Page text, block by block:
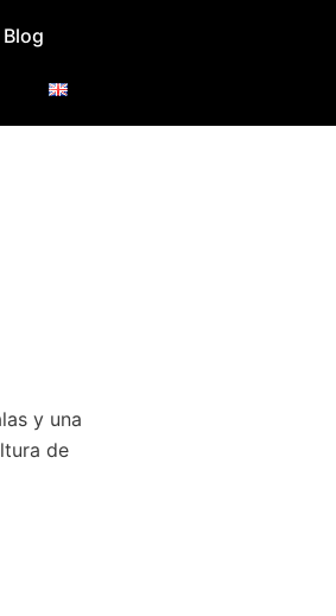
Blog
y una
de